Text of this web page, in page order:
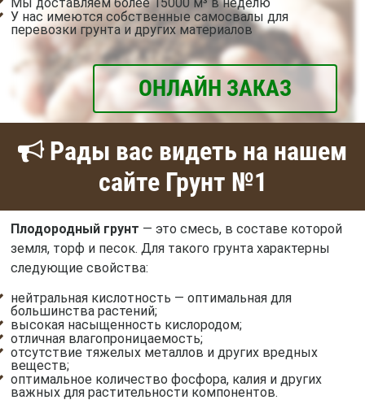
У нас имеются собственные самосвалы для
перевозки грунта и других материалов
ОНЛАЙН ЗАКАЗ
Рады вас видеть на нашем
сайте Грунт №1
Плодородный грунт — это смесь, в составе которой
земля, торф и песок. Для такого грунта характерны
следующие свойства:
нейтральная кислотность — оптимальная для
большинства растений;
высокая насыщенность кислородом;
отличная влагопроницаемость;
отсутствие тяжелых металлов и других вредных
веществ;
оптимальное количество фосфора, калия и других
важных для растительности компонентов.